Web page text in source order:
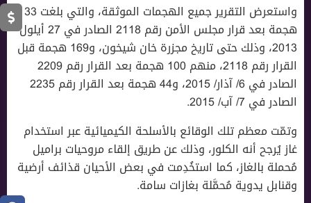
واستعرض التقرير جميع الهجمات الموثقة، والتي بلغت 33
هجمة بعد قرار مجلس الأمن رقم 2118 الصادر في 27 أيلول
2013، وذلك حتى تاريخ مجزرة خان شيخون، و169 هجمة قبل
القرار رقم 2118، منهم 100 هجمة بعد القرار رقم 2209
الصادر في 6/ آذار/ 2015، و44 هجمة بعد القرار رقم 2235
الصادر في 7/ آب/ 2015.
وتمّت معظم تلك الوقائع بالأسلحة الكيميائية عبر استخدام
غاز يُرجح أنه الكلور، وذلك عن طريق إلقاء مروحيات براميل
مُحملة بالغاز، كما استخُدِمت في بعض الأحيان قذائف أرضية
وقنابل يدوية مُحمَّلة بغازات سامة.